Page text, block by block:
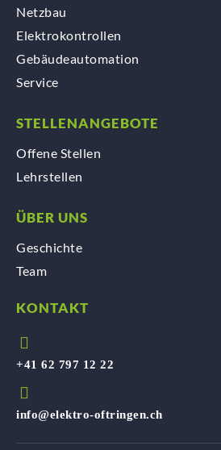
Netzbau
Elektrokontrollen
Gebäudeautomation
Service
STELLENANGEBOTE
Offene Stellen
Lehrstellen
ÜBER UNS
Geschichte
Team
KONTAKT
+41 62 797 12 22
info@elektro-oftringen.ch